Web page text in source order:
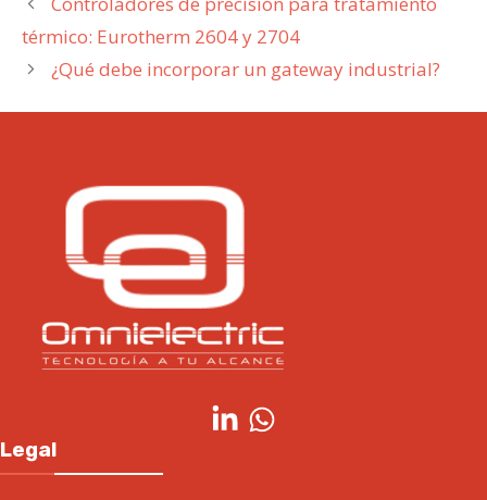
térmico: Eurotherm 2604 y 2704
¿Qué debe incorporar un gateway industrial?
Legal